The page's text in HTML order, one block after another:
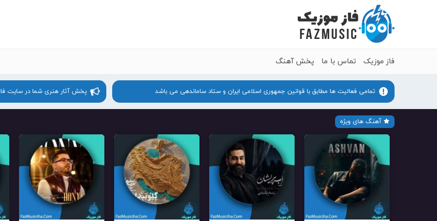
فاز موزیک تماس با ما پخش آهنگ
تمامی فعالیت ها مطابق با قوانین جمهوری اسلامی ایران و ستاد ساماندهی می باشد پخش آثار هنری شما در سایت
آهنگ های ویژه